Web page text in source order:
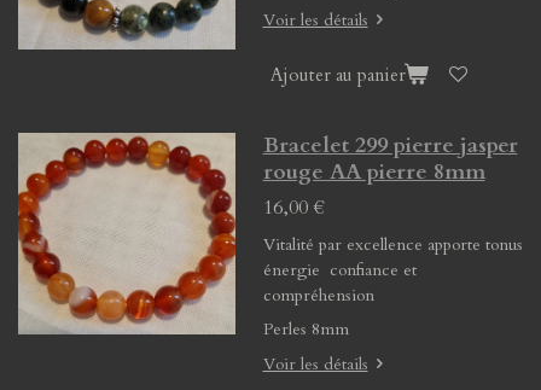
Voir les détails
Ajouter au panier
Bracelet 299 pierre jasper
rouge AA pierre 8mm
16,00 €
Vitalité par excellence apporte tonus
énergie confiance et
compréhension
Perles 8mm
Voir les détails